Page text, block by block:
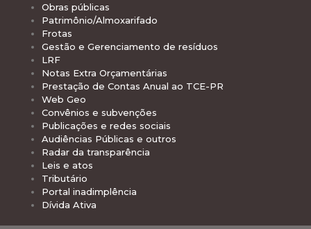
Obras públicas
Patrimônio/Almoxarifado
Frotas
Gestão e Gerenciamento de resíduos
LRF
Notas Extra Orçamentárias
Prestação de Contas Anual ao TCE-PR
Web Geo
Convênios e subvenções
Publicações e redes sociais
Audiências Públicas e outros
Radar da transparência
Leis e atos
Tributário
Portal inadimplência
Dívida Ativa